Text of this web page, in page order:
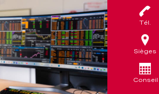
Tél.
Sièges
Conseil